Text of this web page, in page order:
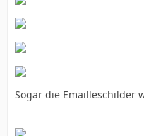
Sogar die Emailleschilder